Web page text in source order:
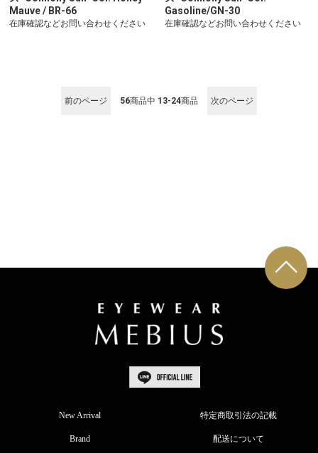
Mauve / BR-66
在庫確認などお問い合わせください
Gasoline/GN-30
在庫確認などお問い合わせください
前のページ 56商品中 13-24商品 次のページ
New Arrival
Brand
特定商取引法の記載
配送について